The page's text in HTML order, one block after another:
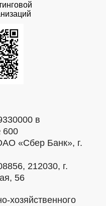
в
600
«Сбер Банк», г.
212030, г.
56
хозяйственного